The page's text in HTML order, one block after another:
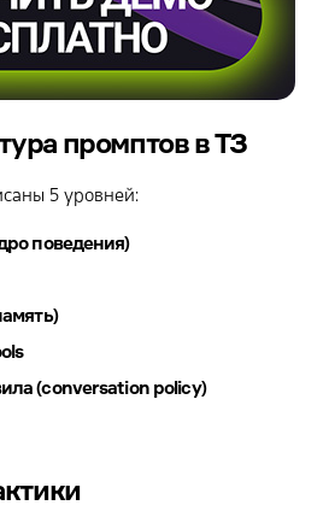
промптов в ТЗ
5 уровней:
поведения)
(conversation policy)